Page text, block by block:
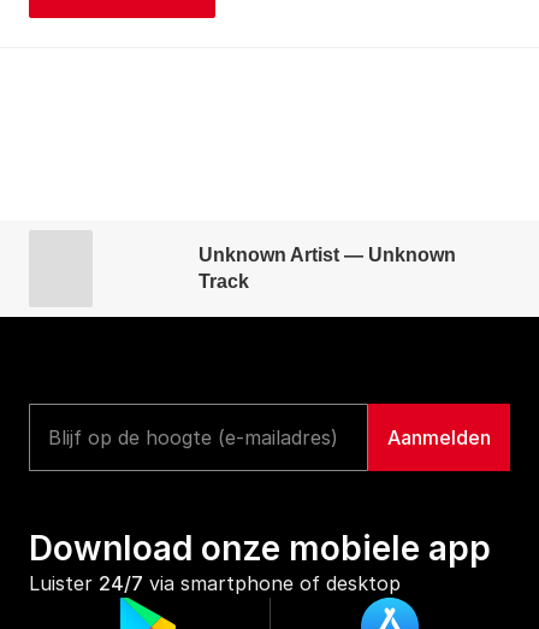
Unknown Artist — Unknown
Track
Download onze mobiele app
Luister 24/7 via smartphone of desktop